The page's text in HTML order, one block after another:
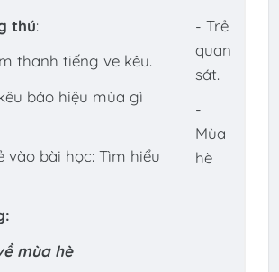
thú:
thanh tiếng ve kêu.
báo hiệu mùa gì
vào bài học: Tìm hiểu
mùa hè
- Trẻ
quan
sát.
-
Mùa
hè